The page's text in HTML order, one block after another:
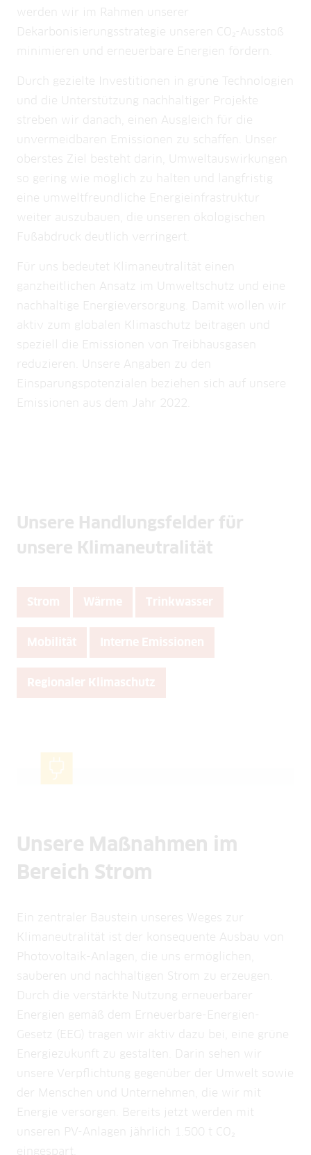
werden wir im Rahmen unserer
Dekarbonisierungsstrategie unseren CO₂-Ausstoß
minimieren und erneuerbare Energien fördern.
Durch gezielte Investitionen in grüne Technologien
und die Unterstützung nachhaltiger Projekte
streben wir danach, einen Ausgleich für die
unvermeidbaren Emissionen zu schaffen. Unser
oberstes Ziel besteht darin, Umweltauswirkungen
so gering wie möglich zu halten und langfristig
eine umweltfreundliche Energieinfrastruktur
weiter auszubauen, die unseren ökologischen
Fußabdruck deutlich verringert.
Für uns bedeutet Klimaneutralität einen
ganzheitlichen Ansatz im Umweltschutz und eine
nachhaltige Energieversorgung. Damit wollen wir
aktiv zum globalen Klimaschutz beitragen und
speziell die Emissionen von Treibhausgasen
reduzieren. Unsere Angaben zu den
Einsparungspotenzialen beziehen sich auf unsere
Emissionen aus dem Jahr 2022.
Unsere Handlungsfelder für
unsere Klimaneutralität
Unsere Maßnahmen im
Bereich Strom
Ein zentraler Baustein unseres Weges zur
Klimaneutralität ist der konsequente Ausbau von
Photovoltaik-Anlagen, die uns ermöglichen,
sauberen und nachhaltigen Strom zu erzeugen.
Durch die verstärkte Nutzung erneuerbarer
Energien gemäß dem Erneuerbare-Energien-
Gesetz (EEG) tragen wir aktiv dazu bei, eine grüne
Energiezukunft zu gestalten. Darin sehen wir
unsere Verpflichtung gegenüber der Umwelt sowie
der Menschen und Unternehmen, die wir mit
Energie versorgen. Bereits jetzt werden mit
unseren PV-Anlagen jährlich 1.500 t CO₂
eingespart.